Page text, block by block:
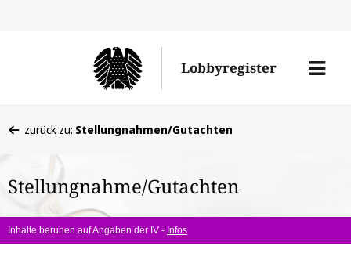
Lobbyregister
Menü
befinden
hier:
zurück zu: Stellungnahmen/Gutachten
Stellungnahme/Gutachten
Inhalte beruhen auf Angaben der IV - Infos